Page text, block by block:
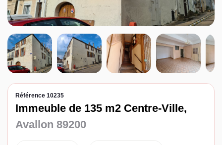
Faire gérer
Syndic
Espace client
Référence 10235
Immeuble de 135 m2 Centre-Ville,
Avallon 89200